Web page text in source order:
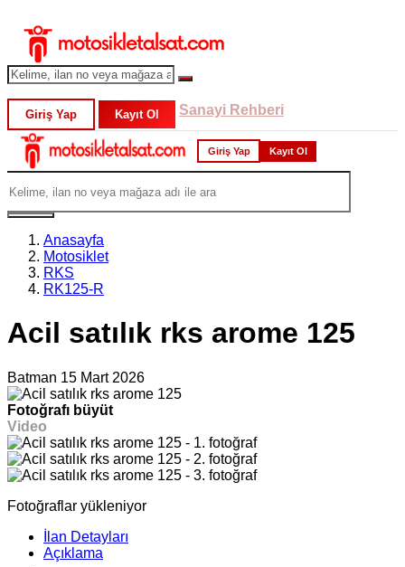
Giriş Yap Kayıt Ol Sanayi Rehberi
Giriş Yap Kayıt Ol
Anasayfa
Motosiklet
RKS
RK125-R
Acil satılık rks arome 125
Batman 15 Mart 2026
Fotoğrafı büyüt
Video
Fotoğraflar yükleniyor
İlan Detayları
Açıklama